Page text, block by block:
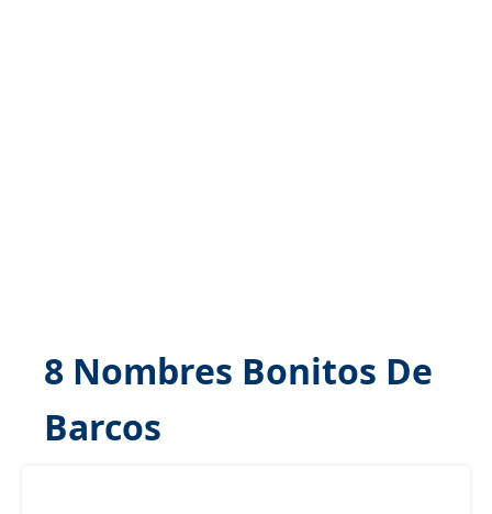
8 Nombres Bonitos De
Barcos